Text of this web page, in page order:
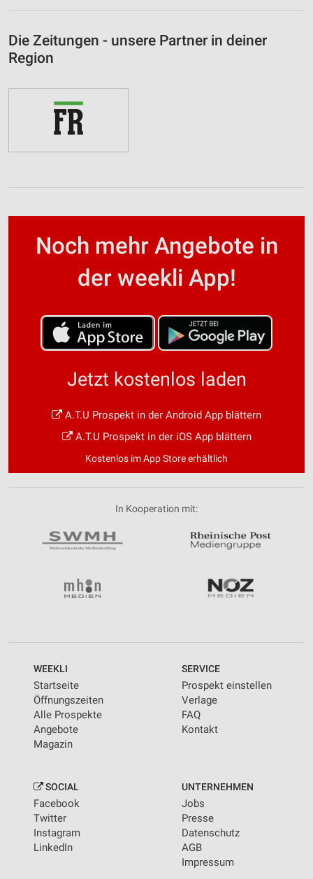
Die Zeitungen - unsere Partner in deiner
Region
Noch mehr Angebote in
der weekli App!
Jetzt kostenlos laden
A.T.U Prospekt in der Android App blättern
A.T.U Prospekt in der iOS App blättern
Kostenlos im App Store erhältlich
In Kooperation mit:
WEEKLI
Startseite
Öffnungszeiten
Alle Prospekte
Angebote
Magazin
SERVICE
Prospekt einstellen
Verlage
FAQ
Kontakt
SOCIAL
Facebook
Twitter
Instagram
LinkedIn
UNTERNEHMEN
Jobs
Presse
Datenschutz
AGB
Impressum